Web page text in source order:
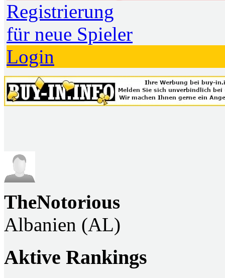
Registrierung
für neue Spieler
Login
TheNotorious
Albanien (AL)
Aktive Rankings